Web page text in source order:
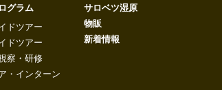
グラム
ドツアー
ドツアー
察・研修
・インターン
サロベツ湿原
物販
新着情報